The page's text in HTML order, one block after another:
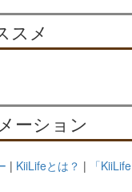
スメ
ーション
| KiiLifeとは？ | 「